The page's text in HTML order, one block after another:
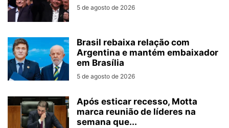
5 de agosto de 2026
Brasil rebaixa relação com
Argentina e mantém embaixador
em Brasília
5 de agosto de 2026
Após esticar recesso, Motta
marca reunião de líderes na
semana que...